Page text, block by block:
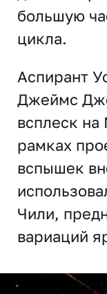
большую
цикла.
Аспирант
Джеймс
всплеск на
рамках
вспышек
Чили,
вариаций